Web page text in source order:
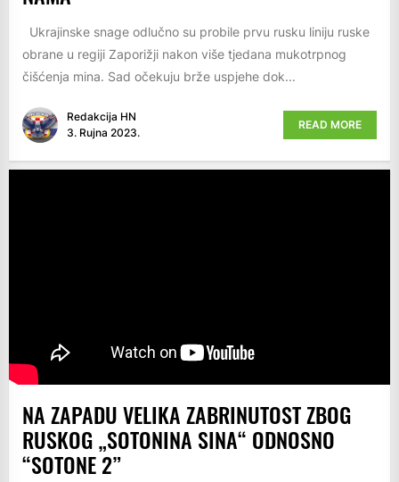
Ukrajinske snage odlučno su probile prvu rusku liniju ruske
obrane u regiji Zaporižji nakon više tjedana mukotrpnog
čišćenja mina. Sad očekuju brže uspjehe dok...
Redakcija HN
3. Rujna 2023.
READ MORE
NA ZAPADU VELIKA ZABRINUTOST ZBOG
RUSKOG „SOTONINA SINA“ ODNOSNO
“SOTONE 2”